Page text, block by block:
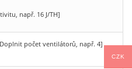
např. 16 J/TH]
počet ventilátorů, např. 4]
CZK